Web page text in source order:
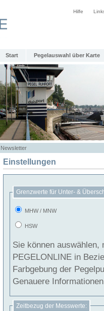
Hilfe
Start Pegelauswahl über Karte
Newsletter
Einstellungen
Grenzwerte für Unter- &
MHW / MNW
HSW
Sie können
PEGELONLINE in Beziehung
Farbgebung der
Genauere
Zeitbezug der Messwerte: